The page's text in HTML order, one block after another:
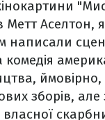
Метт Аселтон,
написали
комедія
зборів, але